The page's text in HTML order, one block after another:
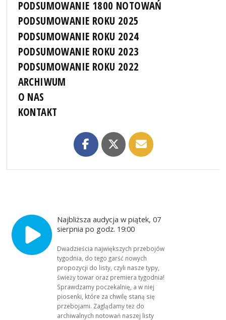
PODSUMOWANIE 1800 NOTOWAŃ
PODSUMOWANIE ROKU 2025
PODSUMOWANIE ROKU 2024
PODSUMOWANIE ROKU 2023
PODSUMOWANIE ROKU 2022
ARCHIWUM
O NAS
KONTAKT
Najbliższa audycja w piątek, 07
sierpnia po godz. 19:00
Dwadzieścia największych przebojów
tygodnia, do tego garść nowych
propozycji do listy, czyli nasze typy,
świeży towar oraz premiera tygodnia!
Sprawdzamy poczekalnię, a w niej
piosenki, które za chwilę staną się
przebojami. Zaglądamy też do
archiwalnych notowań naszej listy